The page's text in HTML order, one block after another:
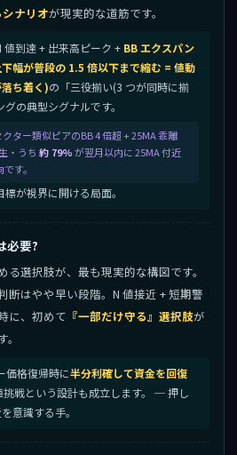
ナリオが現実的な道筋です。
値到達 + 出来高ピーク + BB エクスパン
幅が普段の 1.5 倍以下まで縮む = 値動
ち着く)の「三役揃い(3 つが同時に揃
の典型シグナルです。
ター類似ピアのBB 4 倍超 + 25MA 乖離
・うち 約 79%が翌月以内に 25MA 付近
す。
が視界に開ける局面。
必要?
る選択肢が、最も現実的な構図です。
断はやや早い段階。N 値接近 + 短期警
に、初めて 『一部だけ守る』選択肢が
価格復帰時に半分利確して資金を回復
挑戦という設計も成立します。 ─ 押し
意識する手。